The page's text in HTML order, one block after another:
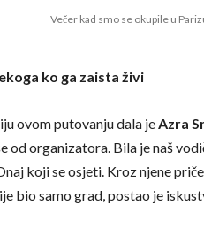
Večer kad smo se okupile u
ko ga zaista živi
ovom putovanju dala jeAzra
od organizatora. Bila je naš
koji se osjeti. Kroz njene
bio samo grad, postao je